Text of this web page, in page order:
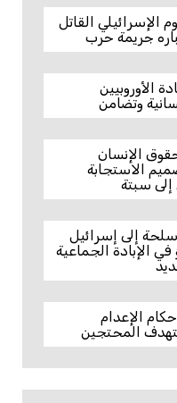
الإسرائيلي القاتل
جريمة حرب
الأوروبيين
وتضامن
الإنسان
الاستجابة
سبتة
إلى إسرائيل
الإبادة الجماعية
الإعدام
المحتجين